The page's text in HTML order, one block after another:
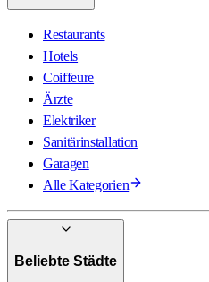
Restaurants
Hotels
Coiffeure
Ärzte
Elektriker
Sanitärinstallation
Garagen
Alle Kategorien
Beliebte Städte